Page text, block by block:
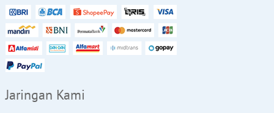
Jaringan Kami